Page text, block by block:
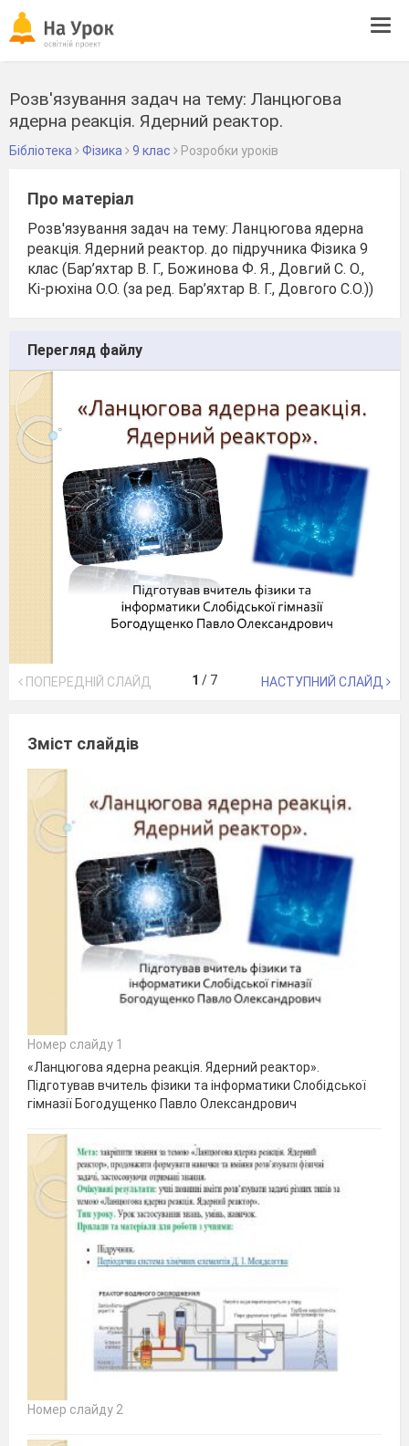
Розв'язування задач на тему: Ланцюгова
ядерна реакція. Ядерний реактор.
Бібліотека Фізика 9 клас Розробки уроків
Про матеріал
Розв'язування задач на тему: Ланцюгова ядерна
реакція. Ядерний реактор. до підручника Фізика 9
клас (Бар’яхтар В. Г., Божинова Ф. Я., Довгий С. О.,
Кі-рюхіна О.О. (за ред. Бар’яхтар В. Г., Довгого С.О.))
Перегляд файлу
ПОПЕРЕДНІЙ СЛАЙД 1 / 7 НАСТУПНИЙ СЛАЙД
Зміст слайдів
Номер слайду 1
«Ланцюгова ядерна реакція. Ядерний реактор».
Підготував вчитель фізики та інформатики Слобідської
гімназії Богодущенко Павло Олександрович
Номер слайду 2